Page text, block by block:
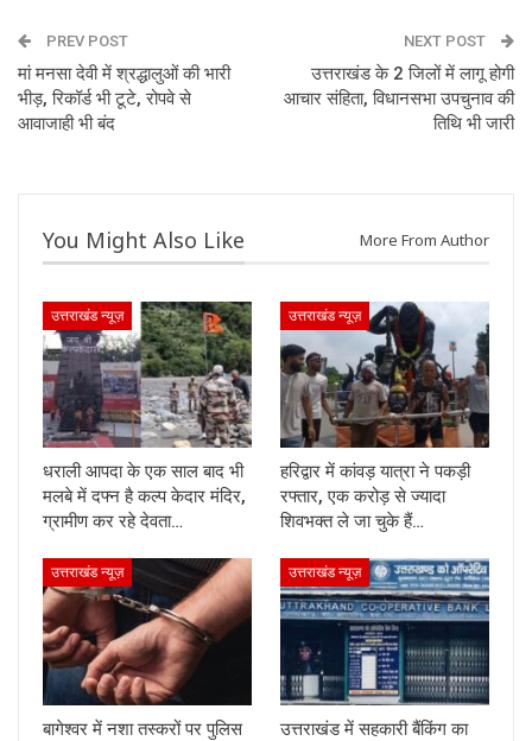
PREV POST
मां मनसा देवी में श्रद्धालुओं की भारी
भीड़, रिकॉर्ड भी टूटे, रोपवे से
आवाजाही भी बंद
NEXT POST
उत्तराखंड के 2 जिलों में लागू होगी
आचार संहिता, विधानसभा उपचुनाव की
तिथि भी जारी
You Might Also Like More From Author
उत्तराखंड न्यूज़
धराली आपदा के एक साल बाद भी
मलबे में दफ्न है कल्प केदार मंदिर,
ग्रामीण कर रहे देवता…
उत्तराखंड न्यूज़
हरिद्वार में कांवड़ यात्रा ने पकड़ी
रफ्तार, एक करोड़ से ज्यादा
शिवभक्त ले जा चुके हैं…
उत्तराखंड न्यूज़
बागेश्वर में नशा तस्करों पर पुलिस
उत्तराखंड न्यूज़
उत्तराखंड में सहकारी बैंकिंग का